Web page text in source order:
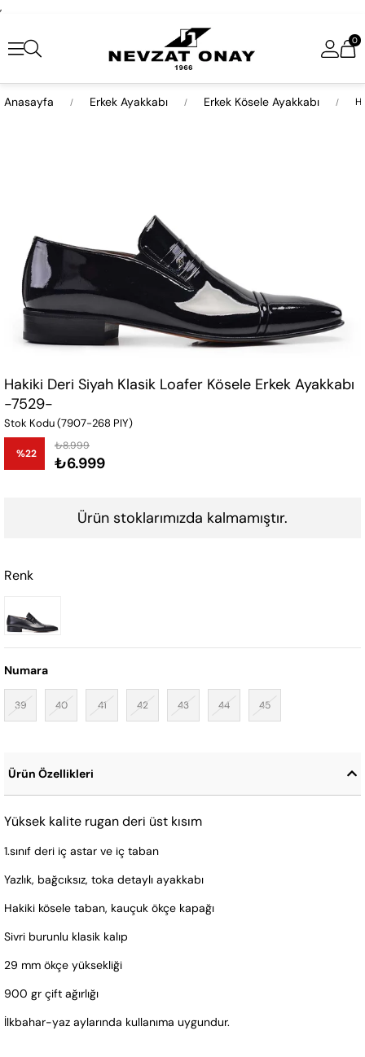
,
0
Anasayfa Erkek Ayakkabı Erkek Kösele Ayakkabı
Hakiki Deri Siyah Klasik Loafer Kösele Erkek Ayakkabı
-7529-
Stok Kodu(7907-268 PIY)
%22
İndirim
₺8.999
₺6.999
Ürün stoklarımızda kalmamıştır.
Renk
Numara
39 40 41 42 43 44 45
Ürün Özellikleri
Yüksek kalite rugan deri üst kısım
1.sınıf deri iç astar ve iç taban
Yazlık, bağcıksız, toka detaylı ayakkabı
Hakiki kösele taban, kauçuk ökçe kapağı
Sivri burunlu klasik kalıp
29 mm ökçe yüksekliği
900 gr çift ağırlığı
İlkbahar-yaz aylarında kullanıma uygundur.